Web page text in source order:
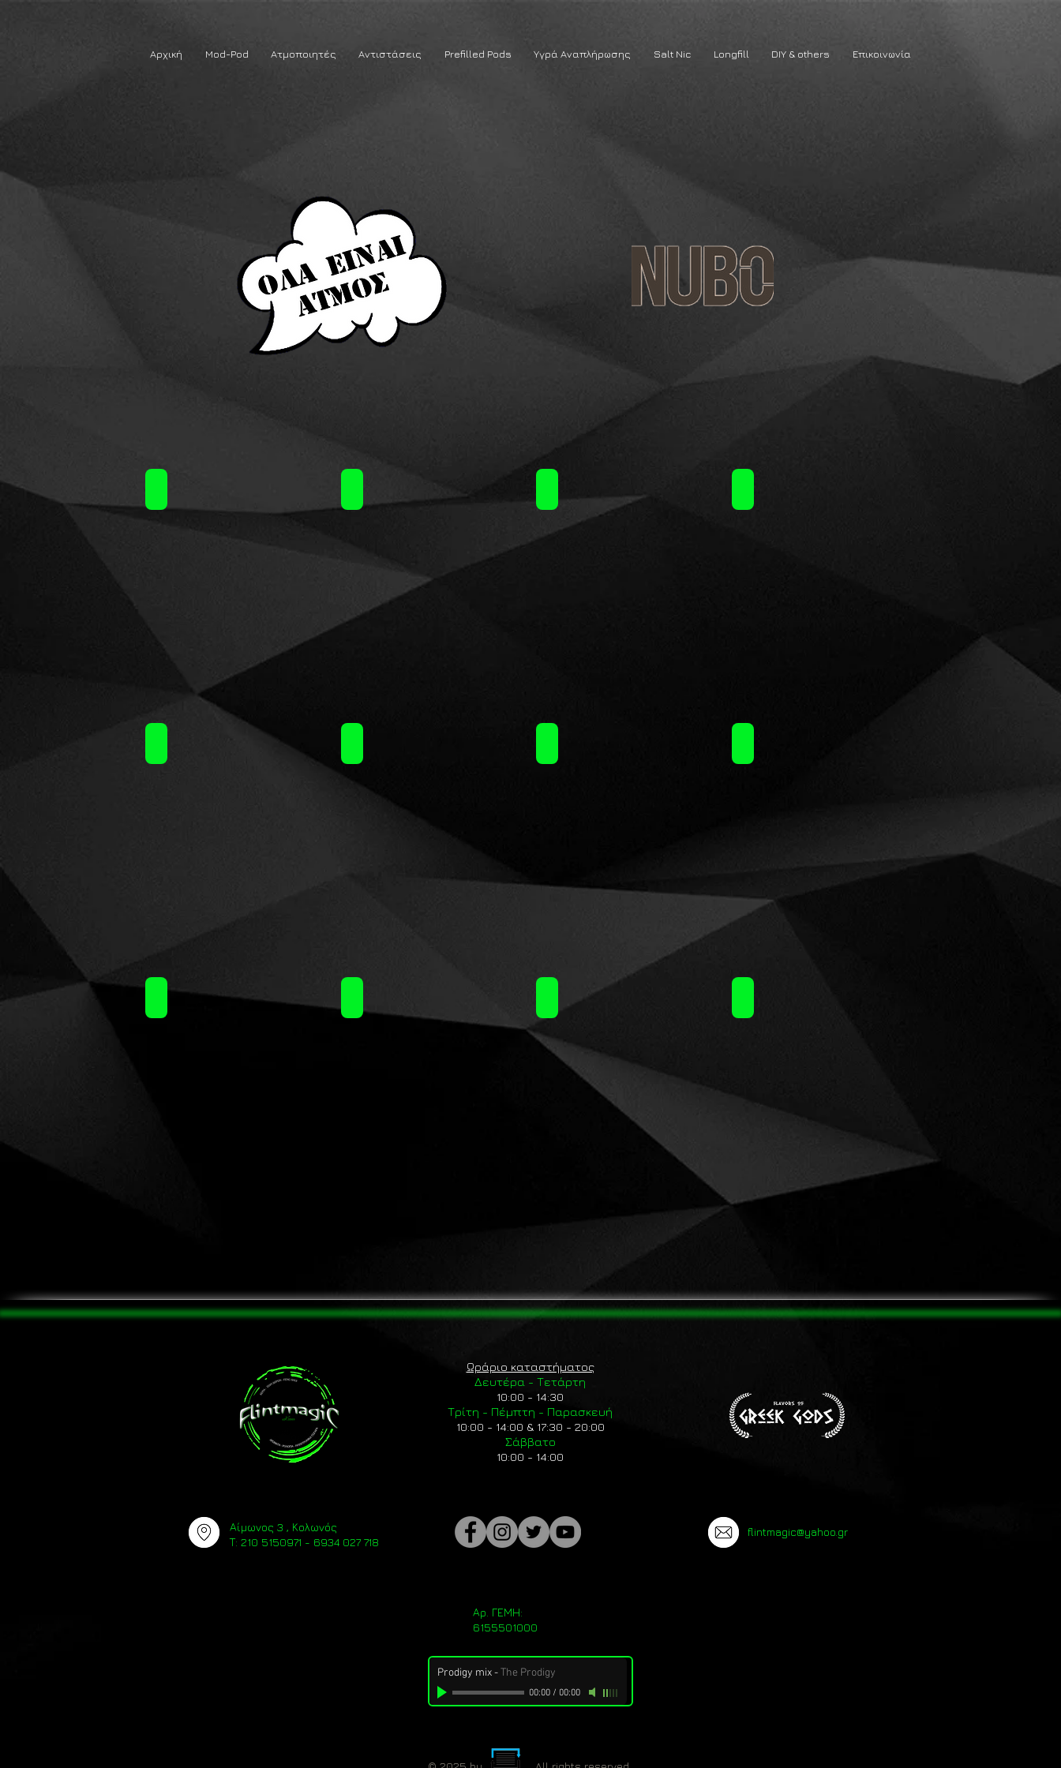
Αρχική Mod-Pod Ατμοποιητές Αντιστάσεις Prefilled Pods Υγρά Αναπλήρωσης Salt Nic Longfill DIY & others Επικοινωνία
Nubo (15ml)60ml / 14.50€
Nubo (15ml)60ml / 14.50€ Nubo (15ml)60ml / 14.50€
Αίμωνος 3 , Κολωνός
Τ: 210 5150971 - 6934 027 718
Ωράριο καταστήματος
Δευτέρα - Τετάρτη
10:00 - 14:30
Τρίτη - Πέμπτη - Παρασκευή
10:00 - 14:00 & 17:30 - 20:00
Σάββατο
10:00 - 14:00
flintmagic@yahoo.gr
Αρ. ΓΕΜΗ:
6155501000
Prodigy mix-The Prodigy
00:00/ 00:00